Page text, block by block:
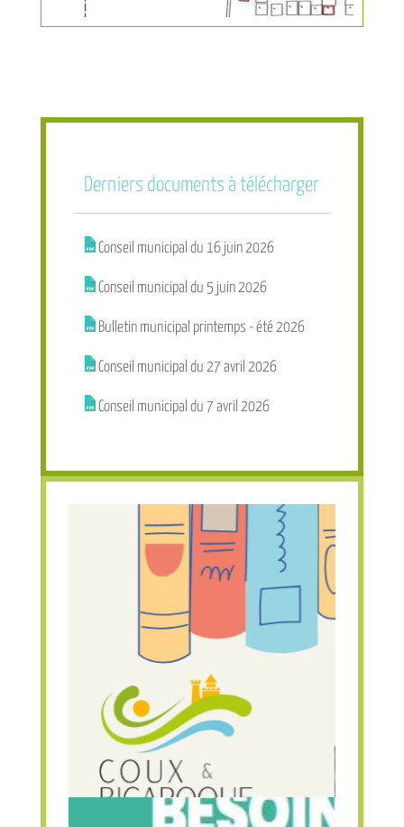
KIOSQUE A PIZZA
Procédure de reprise des concessions
Derniers documents à télécharger
Conseil municipal du 16 juin 2026
Conseil municipal du 5 juin 2026
Bulletin municipal printemps - été 2026
Conseil municipal du 27 avril 2026
Conseil municipal du 7 avril 2026